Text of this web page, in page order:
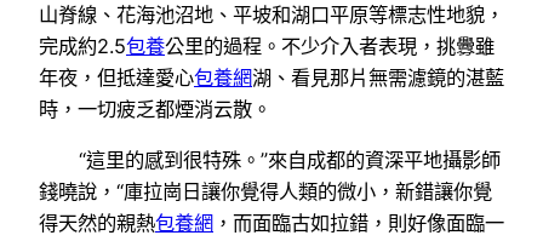
山脊線、花海池沼地、平坡和湖口平原等標志性地貌，
完成約2.5包養公里的過程。不少介入者表現，挑釁雖
年夜，但抵達愛心包養網湖、看見那片無需濾鏡的湛藍
時，一切疲乏都煙消云散。
“這里的感到很特殊。”來自成都的資深平地攝影師
錢曉說，“庫拉崗日讓你覺得人類的微小，新錯讓你覺
得天然的親熱包養網 ，而面臨古如拉錯，則好像面臨一